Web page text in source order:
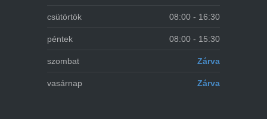
csütörtök 08:00 - 16:30
péntek 08:00 - 15:30
szombat Zárva
vasárnap Zárva